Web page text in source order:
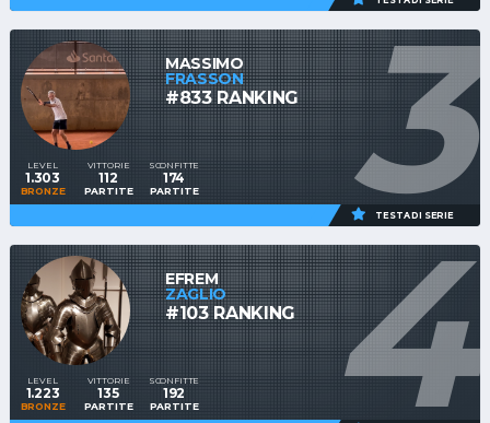
3
MASSIMO
FRASSON
#833 RANKING
LEVEL
1.303
BRONZE
VITTORIE
112
PARTITE
SCONFITTE
174
PARTITE
TESTA DI SERIE
4
EFREM
ZAGLIO
#103 RANKING
LEVEL
1.223
BRONZE
VITTORIE
135
PARTITE
SCONFITTE
192
PARTITE